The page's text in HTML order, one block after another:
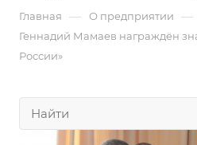
Главная — О предприятии —
Геннадий Мамаев награждён
России»